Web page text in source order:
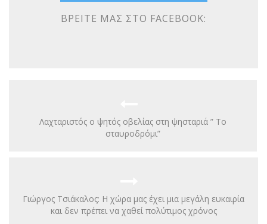
ΒΡΕΊΤΕ ΜΑΣ ΣΤΟ FACEBOOK:
Λαχταριστός ο ψητός οβελίας στη ψησταριά ” Το
σταυροδρόμι”
Γιώργος Τσιάκαλος: Η χώρα μας έχει μια μεγάλη ευκαιρία
και δεν πρέπει να χαθεί πολύτιμος χρόνος